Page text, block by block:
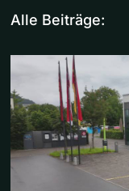
Alle Beiträge: